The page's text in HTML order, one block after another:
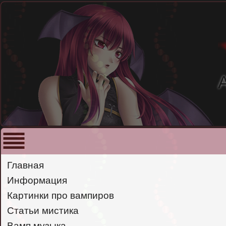
Главная
Информация
Картинки про вампиров
Статьи мистика